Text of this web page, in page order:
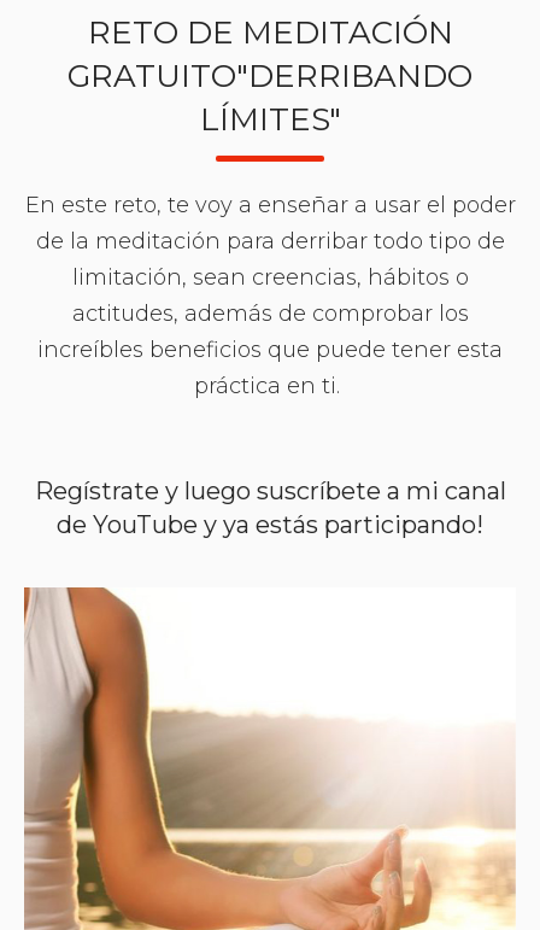
RETO DE MEDITACIÓN
GRATUITO"DERRIBANDO
LÍMITES"
En este reto, te voy a enseñar a usar el poder
de la meditación para derribar todo tipo de
limitación, sean creencias, hábitos o
actitudes, además de comprobar los
increíbles beneficios que puede tener esta
práctica en ti.
Regístrate y luego suscríbete a mi canal
de YouTube y ya estás participando!